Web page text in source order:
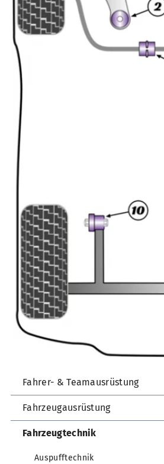
Fahrer- & Teamausrüstung
Fahrzeugausrüstung
Fahrzeugtechnik
Auspufftechnik